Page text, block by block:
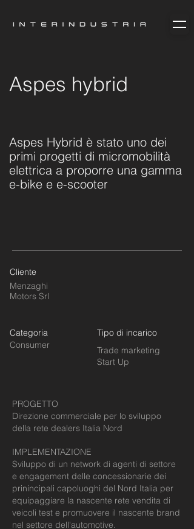
Aspes hybrid
Aspes Hybrid è stato uno dei
primi progetti di micromobilità
elettrica a proporre una gamma
e-bike e e-scooter
Cliente
Menzaghi
Motors Srl
Categoria
Consumer
Tipo di incarico
Trade marketing
Start Up
PROGETTO
Direzione commerciale per lo sviluppo
della rete dealers Italia Nord
IMPLEMENTAZIONE
Sviluppo di un network di agenti di settore
e engagement delle concessionarie dei
prinincipali capoluoghi del Nord Italia per
equipaggiare la nascente rete vendita di
veicoli test e promuovere il nascente brand
nel settore dell'automotive.